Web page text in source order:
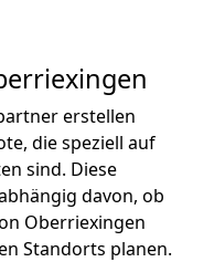
erstellen
die speziell auf
sind. Diese
davon, ob
Oberriexingen
Standorts planen.